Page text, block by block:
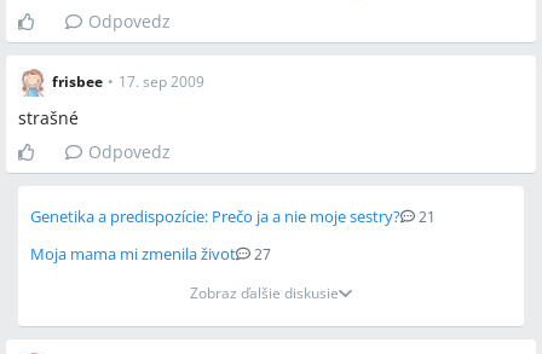
Odpovedz
frisbee • 17. sep 2009
strašné
Odpovedz
Genetika a predispozície: Prečo ja a nie moje sestry? 21
Moja mama mi zmenila život
27
Zobraz ďalšie diskusie